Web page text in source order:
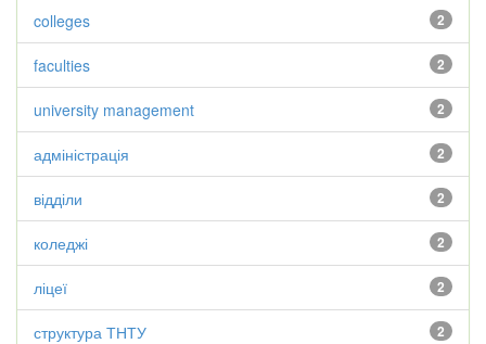
2
colleges
2
faculties
2
university management
2
адміністрація
2
відділи
2
коледжі
2
ліцеї
2
структура ТНТУ